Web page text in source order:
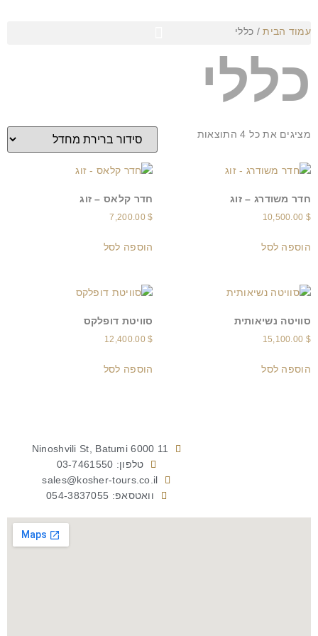
עמוד הבית/ כללי
כללי
מציגים את כל ⁦4⁩ התוצאות
חדר משודרג – זוג
10,500.00 $
הוספה לסל
חדר קלאס – זוג
7,200.00$
הוספה לסל
סוויטה נשיאותית
15,100.00 $
הוספה לסל
סוויטת דופלקס
12,400.00$
הוספה לסל
11 Ninoshvili St, Batumi 6000
טלפון: 03-7461550
sales@kosher-tours.co.il
וואטסאפ: 054-3837055